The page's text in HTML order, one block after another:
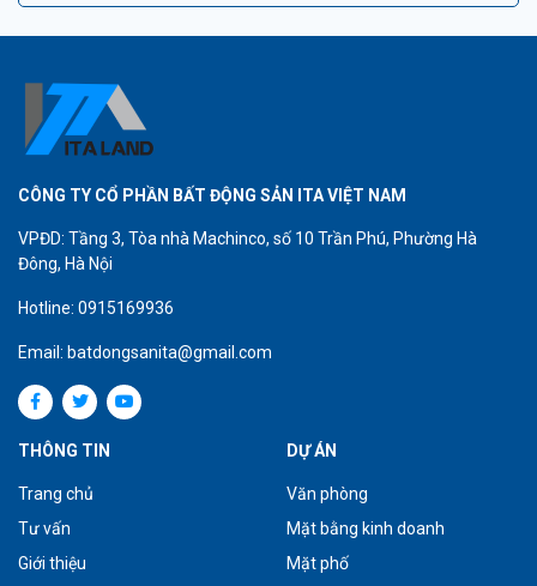
CÔNG TY CỔ PHẦN BẤT ĐỘNG SẢN ITA VIỆT NAM
VPĐD: Tầng 3, Tòa nhà Machinco, số 10 Trần Phú, Phường Hà
Đông, Hà Nội
Hotline: 0915169936
Email: batdongsanita@gmail.com
THÔNG TIN
Trang chủ
Tư vấn
Giới thiệu
DỰ ÁN
Văn phòng
Mặt bằng kinh doanh
Mặt phố